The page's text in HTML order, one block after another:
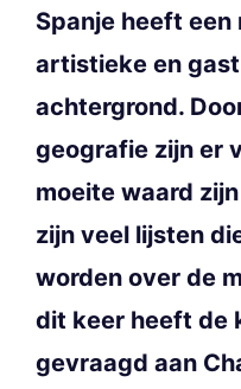
Spanje heeft
artistieke en
achtergrond.
geografie zijn er
moeite waard
zijn veel lijsten
worden over de
dit keer heeft de
gevraagd aan